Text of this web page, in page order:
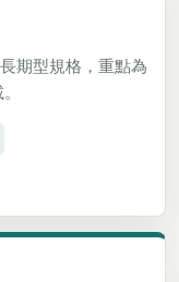
期型規格，重點為